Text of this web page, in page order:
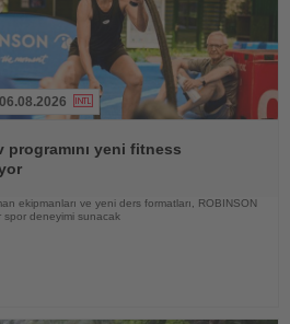
06.08.2026
programını yeni fitness
ekipmanları ve yeni ders formatları, ROBINSON
spor deneyimi sunacak